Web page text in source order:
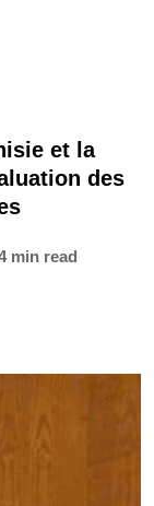
et la
des
min read